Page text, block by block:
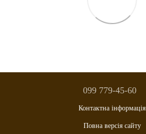
099 779-45-60
Контактна інформація
Повна версія сайту